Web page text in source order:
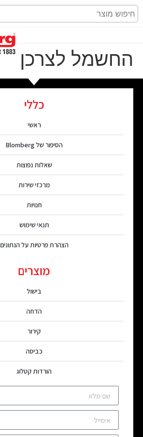
החשמל לצרכן
כללי
ראשי
הסיפור של Blomberg
שאלות נפוצות
מרכזי שירות
חנויות
תנאי שימוש
הצהרת פרטיות על הנתונים
מוצרים
בישול
הדחה
קירור
כביסה
הורדות קטלוג